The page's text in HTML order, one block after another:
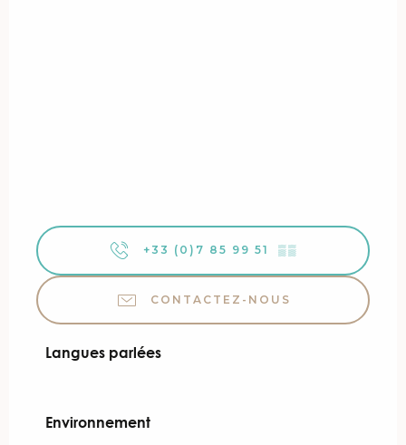
+33 (0)7 85 99 51 ▒▒
CONTACTEZ-NOUS
Langues parlées
Langues parlées
Environnement
Environnement